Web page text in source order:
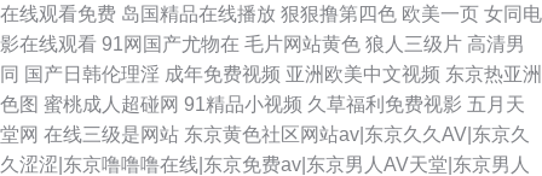
在线观看免费 岛国精品在线播放 狠狠撸第四色 欧美一页 女同电
影在线观看 91网国产尤物在 毛片网站黄色 狼人三级片 高清男
同 国产日韩伦理淫 成年免费视频 亚洲欧美中文视频 东京热亚洲
色图 蜜桃成人超碰网 91精品小视频 久草福利免费视影 五月天
堂网 在线三级是网站 东京黄色社区网站av|东京久久AV|东京久
久涩涩|东京噜噜噜在线|东京免费av|东京男人AV天堂|东京男人